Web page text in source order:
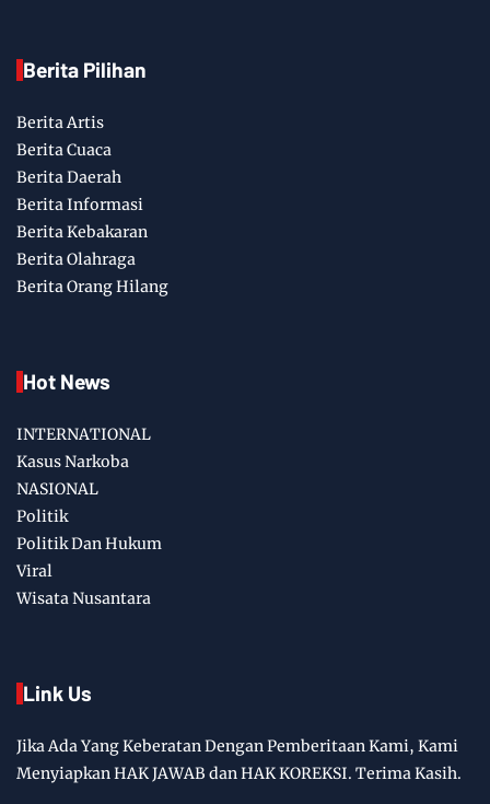
Berita Pilihan
Berita Artis
Berita Cuaca
Berita Daerah
Berita Informasi
Berita Kebakaran
Berita Olahraga
Berita Orang Hilang
Hot News
INTERNATIONAL
Kasus Narkoba
NASIONAL
Politik
Politik Dan Hukum
Viral
Wisata Nusantara
Link Us
Jika Ada Yang Keberatan Dengan Pemberitaan Kami, Kami
Menyiapkan HAK JAWAB dan HAK KOREKSI. Terima Kasih.